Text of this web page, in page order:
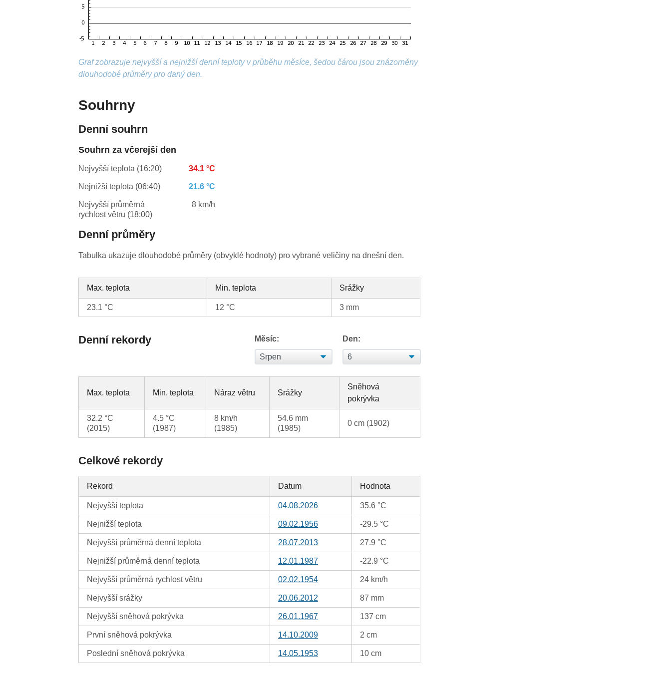
Graf zobrazuje nejvyšší a nejnižší denní teploty v průběhu měsíce, šedou čárou jsou znázorněny
dlouhodobé průměry pro daný den.
Souhrny
Denní souhrn
Souhrn za včerejší den
Nejvyšší teplota (16:20) 34.1 °C
Nejnižší teplota (06:40) 21.6 °C
Nejvyšší průměrná
rychlost větru (18:00)
8 km/h
Denní průměry
Tabulka ukazuje dlouhodobé průměry (obvyklé hodnoty) pro vybrané veličiny na dnešní den.
Max. teplota Min. teplota Srážky
23.1 °C 12 °C 3 mm
Denní rekordy Měsíc: Den:
Max. teplota Min. teplota Náraz větru Srážky
Sněhová
pokrývka
32.2 °C
(2015)
4.5 °C
(1987)
8 km/h
(1985)
54.6 mm
(1985)
0 cm (1902)
Celkové rekordy
Rekord Datum Hodnota
Nejvyšší teplota 04.08.2026 35.6 °C
Nejnižší teplota 09.02.1956 -29.5 °C
Nejvyšší průměrná denní teplota 28.07.2013 27.9 °C
Nejnižší průměrná denní teplota 12.01.1987 -22.9 °C
Nejvyšší průměrná rychlost větru 02.02.1954 24 km/h
Nejvyšší srážky 20.06.2012 87 mm
Nejvyšší sněhová pokrývka 26.01.1967 137 cm
První sněhová pokrývka 14.10.2009 2 cm
Poslední sněhová pokrývka 14.05.1953 10 cm